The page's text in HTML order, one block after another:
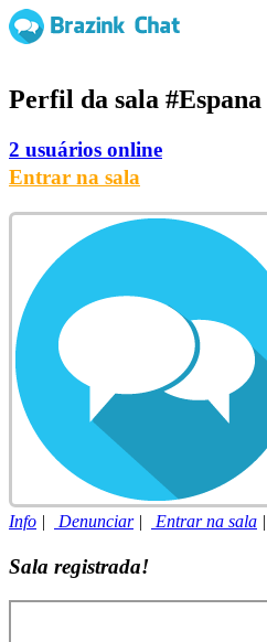
Perfil da sala #Espana
2 usuários online
Entrar na sala
Info | Denunciar| Entrar na sala |
Sala registrada!